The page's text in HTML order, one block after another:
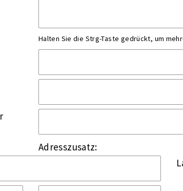
Halten Sie die Strg-Taste gedrückt, um
Adresszusatz: